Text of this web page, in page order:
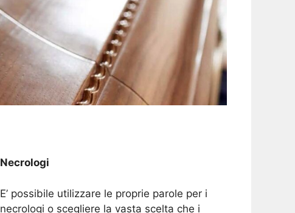
Necrologi
E’ possibile utilizzare le proprie parole per i
necrologi o scegliere la vasta scelta che i